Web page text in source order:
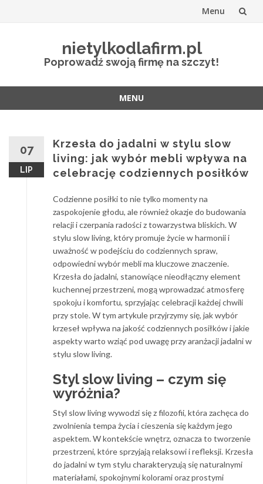
Menu
nietylkodlafirm.pl
Poprowadź swoją firmę na szczyt!
MENU
07
LIP
Krzesła do jadalni w stylu slow
living: jak wybór mebli wpływa na
celebrację codziennych posiłków
Codzienne posiłki to nie tylko momenty na
zaspokojenie głodu, ale również okazje do budowania
relacji i czerpania radości z towarzystwa bliskich. W
stylu slow living, który promuje życie w harmonii i
uważność w podejściu do codziennych spraw,
odpowiedni wybór mebli ma kluczowe znaczenie.
Krzesła do jadalni, stanowiące nieodłączny element
kuchennej przestrzeni, mogą wprowadzać atmosferę
spokoju i komfortu, sprzyjając celebracji każdej chwili
przy stole. W tym artykule przyjrzymy się, jak wybór
krzeseł wpływa na jakość codziennych posiłków i jakie
aspekty warto wziąć pod uwagę przy aranżacji jadalni w
stylu slow living.
Styl slow living – czym się
wyróżnia?
Styl slow living wywodzi się z filozofii, która zachęca do
zwolnienia tempa życia i cieszenia się każdym jego
aspektem. W kontekście wnętrz, oznacza to tworzenie
przestrzeni, które sprzyjają relaksowi i refleksji. Krzesła
do jadalni w tym stylu charakteryzują się naturalnymi
materiałami, spokojnymi kolorami oraz prostymi